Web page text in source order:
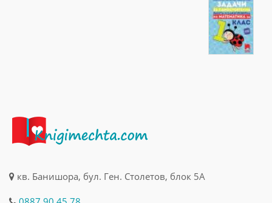
кв. Банишора, бул. Ген. Столетов, блок 5А